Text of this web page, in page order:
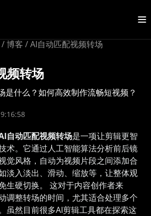
/ 博客 / AI自动匹配视频转场
频转场
是什么？如何高效制作流畅短视频？
自动匹配视频转场是一项让剪辑更智
术。它通过人工智能算法分析前后镜
觉风格，自动为视频片段之间添加合
淡入淡出、滑动、缩放等，让整体观
生硬切换。 这对于内容创作者来
调整转场的时间，尤其适合处理多个
虽然目前很多AI剪辑工具都在探索这